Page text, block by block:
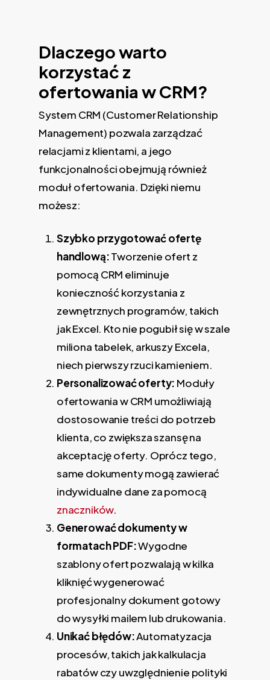
Dlaczego warto
korzystać z
ofertowania w CRM?
System CRM (Customer Relationship
Management) pozwala zarządzać
relacjami z klientami, a jego
funkcjonalności obejmują również
moduł ofertowania. Dzięki niemu
możesz:
Szybko przygotować ofertę
handlową:Tworzenie ofert z
pomocą CRM eliminuje
konieczność korzystania z
zewnętrznych programów, takich
jak Excel. Kto nie pogubił się w szale
miliona tabelek, arkuszy Excela,
niech pierwszy rzuci kamieniem.
Personalizować oferty: Moduły
ofertowania w CRM umożliwiają
dostosowanie treści do potrzeb
klienta, co zwiększa szansę na
akceptację oferty. Oprócz tego,
same dokumenty mogą zawierać
indywidualne dane za pomocą
znaczników.
Generować dokumenty w
formatach PDF:Wygodne
szablony ofert pozwalają w kilka
kliknięć wygenerować
profesjonalny dokument gotowy
do wysyłki mailem lub drukowania.
Unikać błędów:Automatyzacja
procesów, takich jak kalkulacja
rabatów czy uwzględnienie polityki